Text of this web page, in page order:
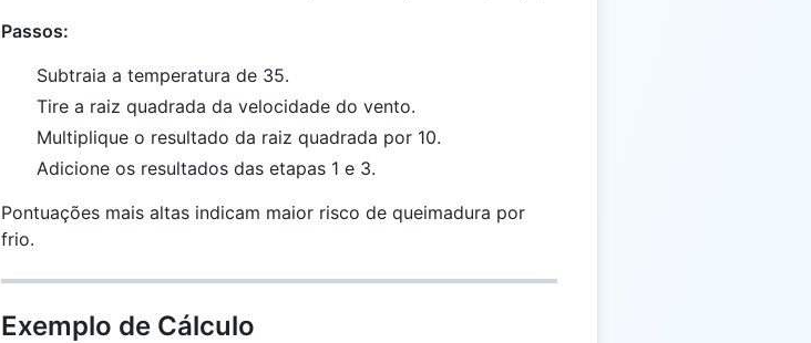
Passos:
Subtraia a temperatura de 35.
Tire a raiz quadrada da velocidade do vento.
Multiplique o resultado da raiz quadrada por 10.
Adicione os resultados das etapas 1 e 3.
Pontuações mais altas indicam maior risco de queimadura por
frio.
Exemplo de Cálculo